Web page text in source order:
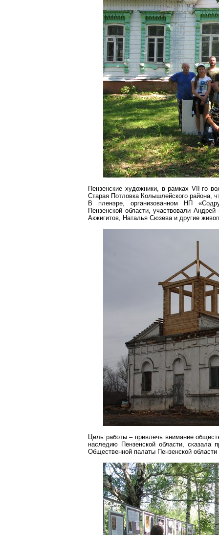
Пензенские художники, в рамках VII-го
Старая Потловка Колышлейского района,
В пленэре, организованном НП
Пензенской области, участвовали
Акжигитов, Наталья Сюзева и другие
Цель работы – привлечь внимание
наследию Пензенской области, сказала
Общественной палаты Пензенской